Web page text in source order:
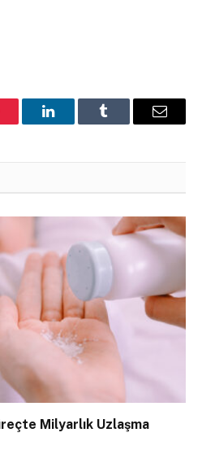
LinkedInTumblr Email
Milyarlık Uzlaşma